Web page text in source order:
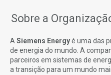
Sobre a
A Siemens Energyé uma das
de energia do mundo. A
parceiros em sistemas de
a transição para um mundo